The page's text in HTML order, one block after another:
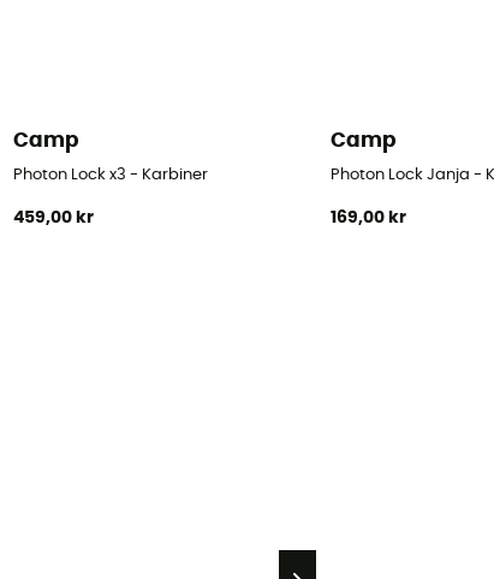
Camp
Photon Lock x3 - Karbiner
459,00 kr
Camp
Photon Lock Janja -
169,00 kr